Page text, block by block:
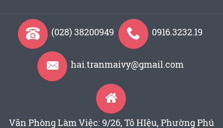
(028) 38200949 0916.3232.19
hai.tranmaivy@gmail.com
Văn Phòng Làm Việc: 9/26, Tô HIệu, Phường Phú